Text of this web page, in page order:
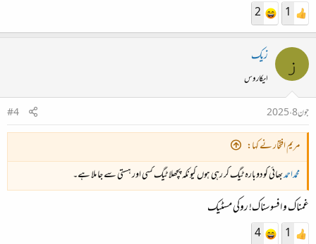
1
2
ز زیک
ایکاروس
جون 8، 2025
#4
مریم افتخار نے کہا:
محمداحمدبھائی کودوبارہ ٹیگ کر رہی ہوں کیونکہ پچھلا ٹیگ کسی اور ہستی سے جا ملا ہے۔
غمناک و افسوسناک! روکی مسٹیک
1
4